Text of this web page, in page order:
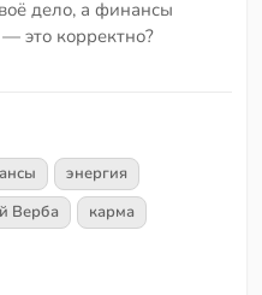
дело, а финансы
это корректно?
энергия
Верба
карма